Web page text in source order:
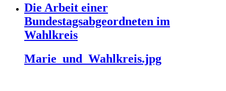
Die Arbeit einer
Bundestagsabgeordneten im
Wahlkreis
Marie_und_Wahlkreis.jpg